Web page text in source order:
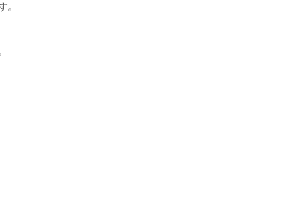
。